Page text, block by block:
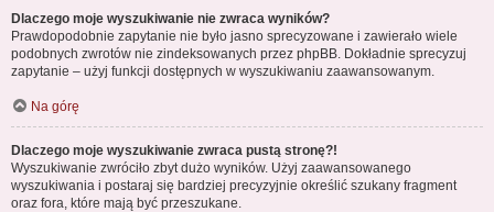
Dlaczego moje wyszukiwanie nie zwraca wyników?
Prawdopodobnie zapytanie nie było jasno sprecyzowane i zawierało wiele
podobnych zwrotów nie zindeksowanych przez phpBB. Dokładnie sprecyzuj
zapytanie – użyj funkcji dostępnych w wyszukiwaniu zaawansowanym.
Na górę
Dlaczego moje wyszukiwanie zwraca pustą stronę?!
Wyszukiwanie zwróciło zbyt dużo wyników. Użyj zaawansowanego
wyszukiwania i postaraj się bardziej precyzyjnie określić szukany fragment
oraz fora, które mają być przeszukane.